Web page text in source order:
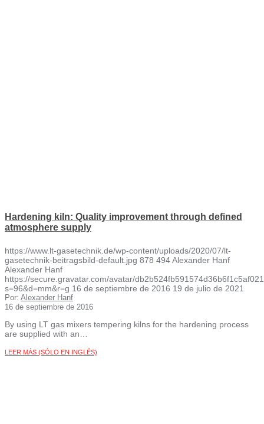
Hardening kiln: Quality improvement through defined
atmosphere supply
https://www.lt-gasetechnik.de/wp-content/uploads/2020/07/lt-
gasetechnik-beitragsbild-default.jpg 878 494Alexander Hanf
Alexander Hanf
https://secure.gravatar.com/avatar/
s=96&d=mm&r=g 16 de septiembre de 2016 19 de julio de 2021
Por: Alexander Hanf
16 de septiembre de 2016
By using LT gas mixers tempering kilns for the hardening process
are supplied with an…
LEER MÁS (SÓLO EN INGLÉS)